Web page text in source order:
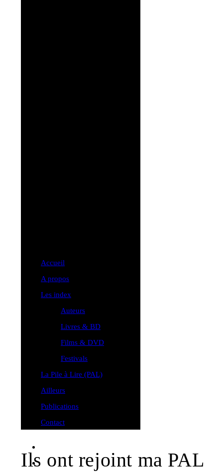
Accueil
A propos
Les index
Auteurs
Livres & BD
Films & DVD
Festivals
La Pile à Lire (PAL)
Ailleurs
Publications
Contact
Ils ont rejoint ma PAL